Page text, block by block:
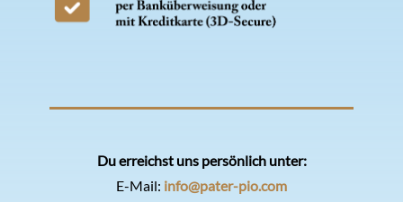
Du erreichst uns persönlich unter:
E-Mail: info@pater-pio.com